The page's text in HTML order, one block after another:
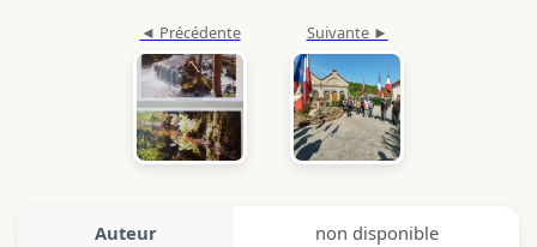
Auteur non disponible